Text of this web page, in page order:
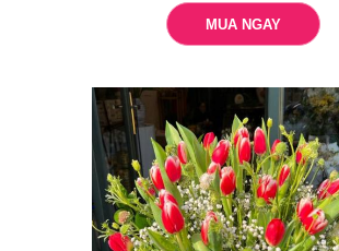
MUA NGAY